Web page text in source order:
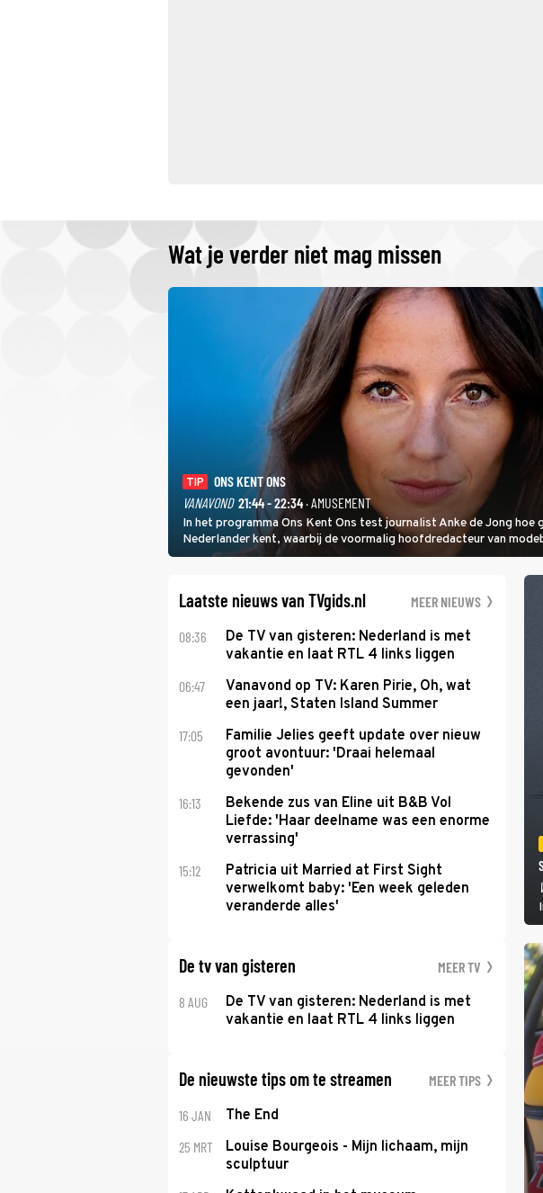
Wat je verder niet mag missen
TIP
ONS KENT ONS
VANAVOND 21:44 - 22:34· AMUSEMENT
In het programma Ons Kent Ons test journalist Anke de Jong hoe
Nederlander kent, waarbij de voormalig hoofdredacteur van
het samen met rapper Keizer opneemt tegen Edson da Graça en
Laatste nieuws van TVgids.nl MEER NIEUWS
08:36
De TV van gisteren: Nederland is met
vakantie en laat RTL 4 links liggen
06:47
Vanavond op TV: Karen Pirie, Oh, wat
een jaar!, Staten Island Summer
17:05
Familie Jelies geeft update over nieuw
groot avontuur: 'Draai helemaal
gevonden'
16:13
Bekende zus van Eline uit B&B Vol
Liefde: 'Haar deelname was een enorme
verrassing'
15:12
Patricia uit Married at First Sight
verwelkomt baby: 'Een week geleden
veranderde alles'
De tv van gisteren MEER TV
8 AUG
De TV van gisteren: Nederland is met
vakantie en laat RTL 4 links liggen
De nieuwste tips om te streamen MEER TIPS
16 JAN The End
25 MRT
Louise Bourgeois - Mijn lichaam, mijn
sculptuur